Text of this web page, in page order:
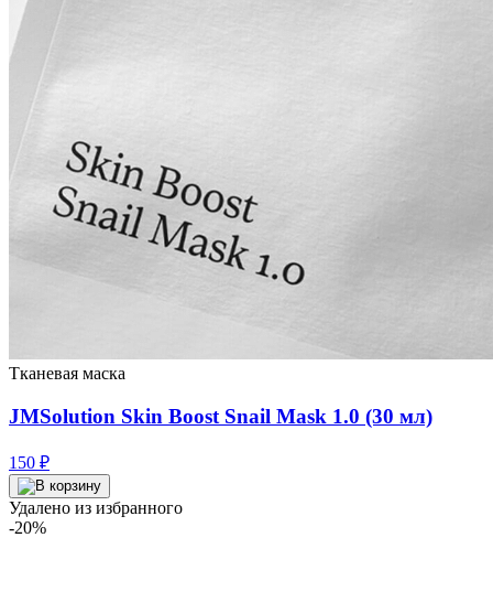
Тканевая маска
JMSolution Skin Boost Snail Mask 1.0 (30 мл)
150 ₽
Удалено из избранного
-20%